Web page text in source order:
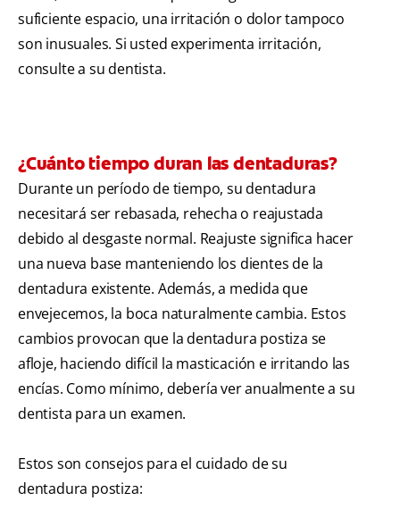
suficiente espacio, una irritación o dolor tampoco
son inusuales. Si usted experimenta irritación,
consulte a su dentista.
¿Cuánto tiempo duran las dentaduras?
Durante un período de tiempo, su dentadura
necesitará ser rebasada, rehecha o reajustada
debido al desgaste normal. Reajuste significa hacer
una nueva base manteniendo los dientes de la
dentadura existente. Además, a medida que
envejecemos, la boca naturalmente cambia. Estos
cambios provocan que la dentadura postiza se
afloje, haciendo difícil la masticación e irritando las
encías. Como mínimo, debería ver anualmente a su
dentista para un examen.
Estos son consejos para el cuidado de su
dentadura postiza: